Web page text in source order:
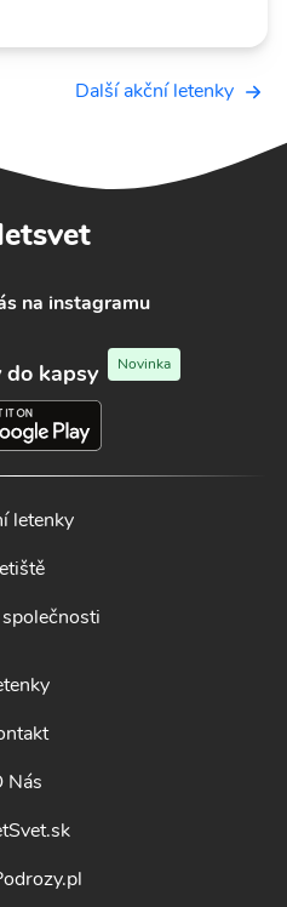
Další akční letenky
na instagramu
kapsy Novinka
letenky
Nás